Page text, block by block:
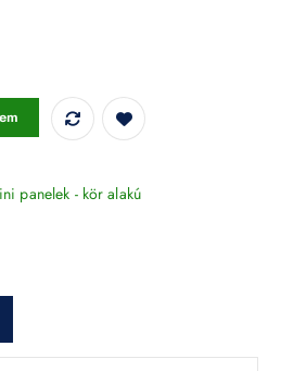
süllyeszthető 4000K - 214858 mennyiség
panelek - kör alakú